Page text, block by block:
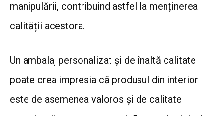
manipulării, contribuind astfel la menținerea
calității acestora.
Un ambalaj personalizat și de înaltă calitate
poate crea impresia că produsul din interior
este de asemenea valoros și de calitate